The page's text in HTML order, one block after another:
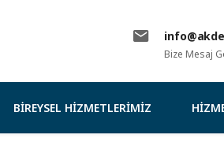
Bize Mesaj
BIREYSEL HIZMETLERIMIZ